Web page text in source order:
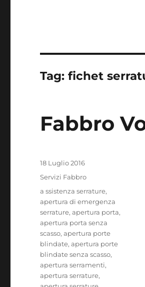
Tag:fichet
Fabbro
Pubblicato
18 Luglio 2016
Categorie
Servizi Fabbro
Tag
a ssistenza serrature,
apertura di emergenza
serrature,apertura porta,
apertura porta senza
scasso,apertura porte
blindate,apertura porte
blindate senza scasso,
apertura serramenti,
apertura serrature,